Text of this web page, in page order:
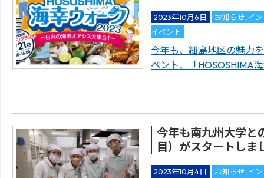
2023年10月6日 お知らせ イ
イベント
今年も、細島地区の魅力
ベント、「HOSOSHIMA
今年も南九州大学と
目）がスタートしま
2023年10月4日 お知らせ イ